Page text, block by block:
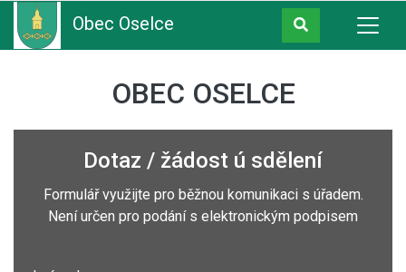
Obec Oselce
OBEC OSELCE
Dotaz / žádost ú sdělení
Formulář využijte pro běžnou komunikaci s úřadem.
Není určen pro podání s elektronickým podpisem